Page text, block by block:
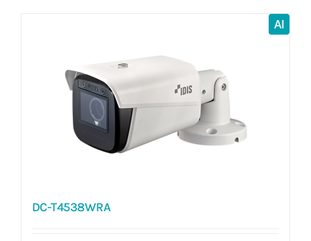
AI
DC-T4538WRA